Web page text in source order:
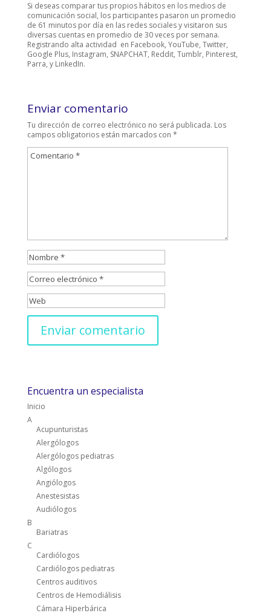
Si deseas comparar tus propios hábitos en los medios de
comunicación social, los participantes pasaron un promedio
de 61 minutos por día en las redes sociales y visitaron sus
diversas cuentas en promedio de 30 veces por semana.
Registrando alta actividad en Facebook, YouTube, Twitter,
Google Plus, Instagram, SNAPCHAT, Reddit, Tumblr, Pinterest,
Parra, y LinkedIn.
Enviar comentario
Tu dirección de correo electrónico no será publicada. Los
campos obligatorios están marcados con *
Encuentra un especialista
Inicio
A
Acupunturistas
Alergólogos
Alergólogos pediatras
Algólogos
Angiólogos
Anestesistas
Audiólogos
B
Bariatras
C
Cardiólogos
Cardiólogos pediatras
Centros auditivos
Centros de Hemodiálisis
Cámara Hiperbárica